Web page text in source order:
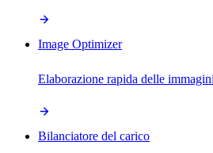
Image Optimizer
Elaborazione rapida delle
Bilanciatore del carico